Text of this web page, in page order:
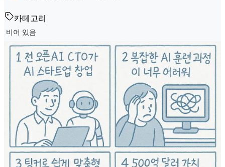
카테고리
비어 있음